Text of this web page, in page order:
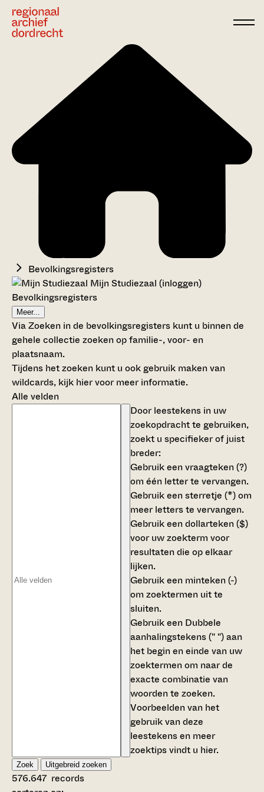
Bevolkingsregisters
Mijn Studiezaal (inloggen)
Bevolkingsregisters
Meer...
Via Zoeken in de bevolkingsregisters kunt u binnen de
gehele collectie zoeken op familie-, voor- en
plaatsnaam.
Tijdens het zoeken kunt u ook gebruik maken van
wildcards, kijk hier voor meer informatie.
Alle velden
Door leestekens in uw
zoekopdracht te gebruiken,
zoekt u specifieker of juist
breder:
Gebruik eenvraagteken (?)
om één letter te vervangen.
Gebruik eensterretje (*)om
meer letters te vervangen.
Gebruik eendollarteken ($)
voor uw zoekterm voor
resultaten die op elkaar
lijken.
Gebruik een minteken (-)
om zoektermen uit te
sluiten.
Gebruik een Dubbele
aanhalingstekens (" ")aan
het begin en einde van uw
zoektermen om naar de
exacte combinatie van
woorden te zoeken.
Voorbeelden van het
gebruik van deze
leestekens en meer
zoektips vindt u hier.
Zoek Uitgebreid zoeken
576.647 records